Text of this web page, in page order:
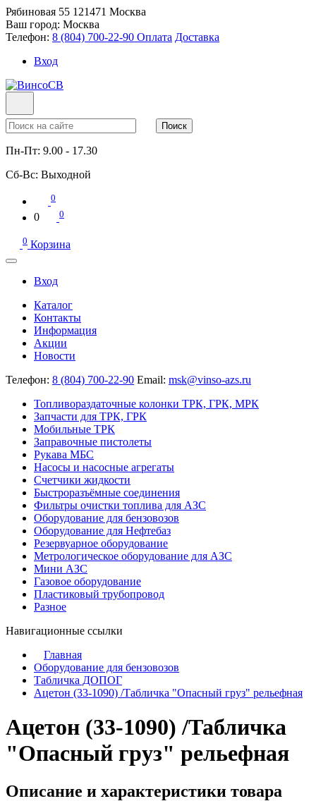
Рябиновая 55 121471 Москва
Ваш город: Москва
Телефон: 8 (804) 700-22-90 Оплата Доставка
Вход
Поиск
Пн-Пт: 9.00 - 17.30
Сб-Вс: Выходной
0
0 0
0 Корзина
Вход
Каталог
Контакты
Информация
Акции
Новости
Телефон: 8 (804) 700-22-90 Email: msk@vinso-azs.ru
Топливораздаточные колонки ТРК, ГРК, МРК
Запчасти для ТРК, ГРК
Мобильные ТРК
Заправочные пистолеты
Рукава МБС
Насосы и насосные агрегаты
Счетчики жидкости
Быстроразъёмные соединения
Фильтры очистки топлива для АЗС
Оборудование для бензовозов
Оборудование для Нефтебаз
Резервуарное оборудование
Метрологическое оборудование для АЗС
Мини АЗС
Газовое оборудование
Пластиковый трубопровод
Разное
Навигационные ссылки
Главная
Оборудование для бензовозов
Табличка ДОПОГ
Ацетон (33-1090) /Табличка "Опасный груз" рельефная
Ацетон (33-1090) /Табличка
"Опасный груз" рельефная
Описание и характеристики товара